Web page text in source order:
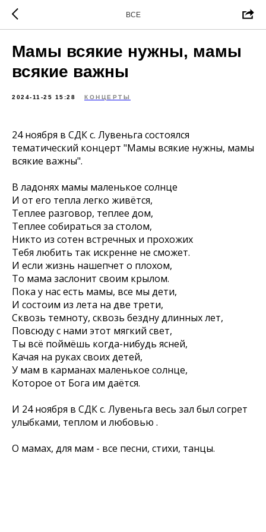
ВСЕ
Мамы всякие нужны, мамы
всякие важны
2024-11-25 15:28 КОНЦЕРТЫ
24 ноября в СДК с. Лувеньга состоялся
тематический концерт "Мамы всякие нужны, мамы
всякие важны".
В ладонях мамы маленькое солнце
И от его тепла легко живётся,
Теплее разговор, теплее дом,
Теплее собираться за столом,
Никто из сотен встречных и прохожих
Тебя любить так искренне не сможет.
И если жизнь нашепчет о плохом,
То мама заслонит своим крылом.
Пока у нас есть мамы, все мы дети,
И состоим из лета на две трети,
Сквозь темноту, сквозь бездну длинных лет,
Повсюду с нами этот мягкий свет,
Ты всё поймёшь когда-нибудь ясней,
Качая на руках своих детей,
У мам в карманах маленькое солнце,
Которое от Бога им даётся.
И 24 ноября в СДК с. Лувеньга весь зал был согрет
улыбками, теплом и любовью .
О мамах, для мам - все песни, стихи, танцы.